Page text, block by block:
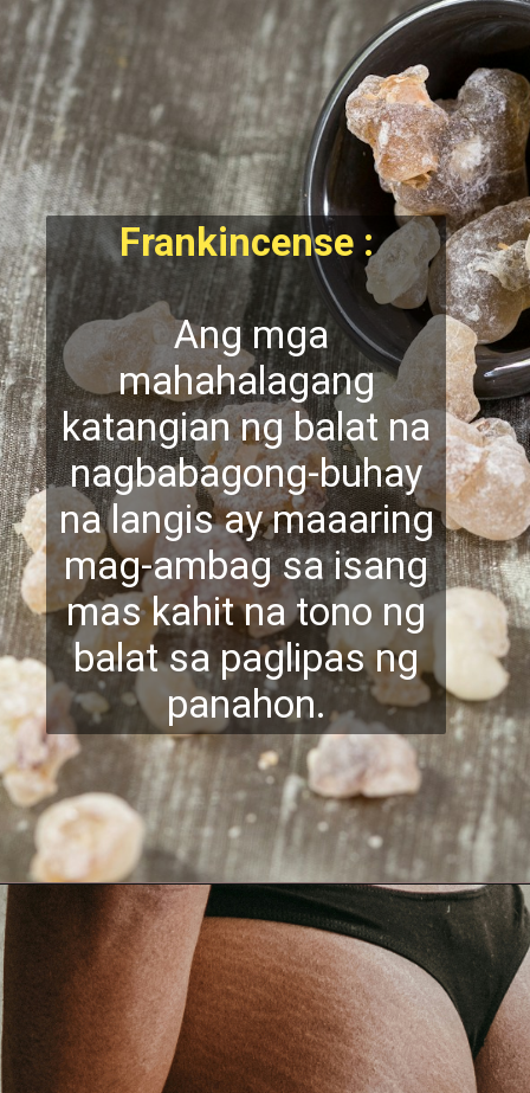
Frankincense :
Ang mga
mahahalagang
katangian ng balat na
nagbabagong-buhay
na langis ay maaaring
mag-ambag sa isang
mas kahit na tono ng
balat sa paglipas ng
panahon.